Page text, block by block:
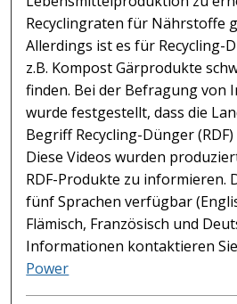
Recyclingraten für Nährstoffe
Allerdings ist es für Recycling-
z.B. Kompost Gärprodukte
finden. Bei der Befragung von
wurde festgestellt, dass die
Begriff Recycling-Dünger
Diese Videos wurden
RDF-Produkte zu informieren.
fünf Sprachen verfügbar
Flämisch, Französisch und
Informationen kontaktieren
Power